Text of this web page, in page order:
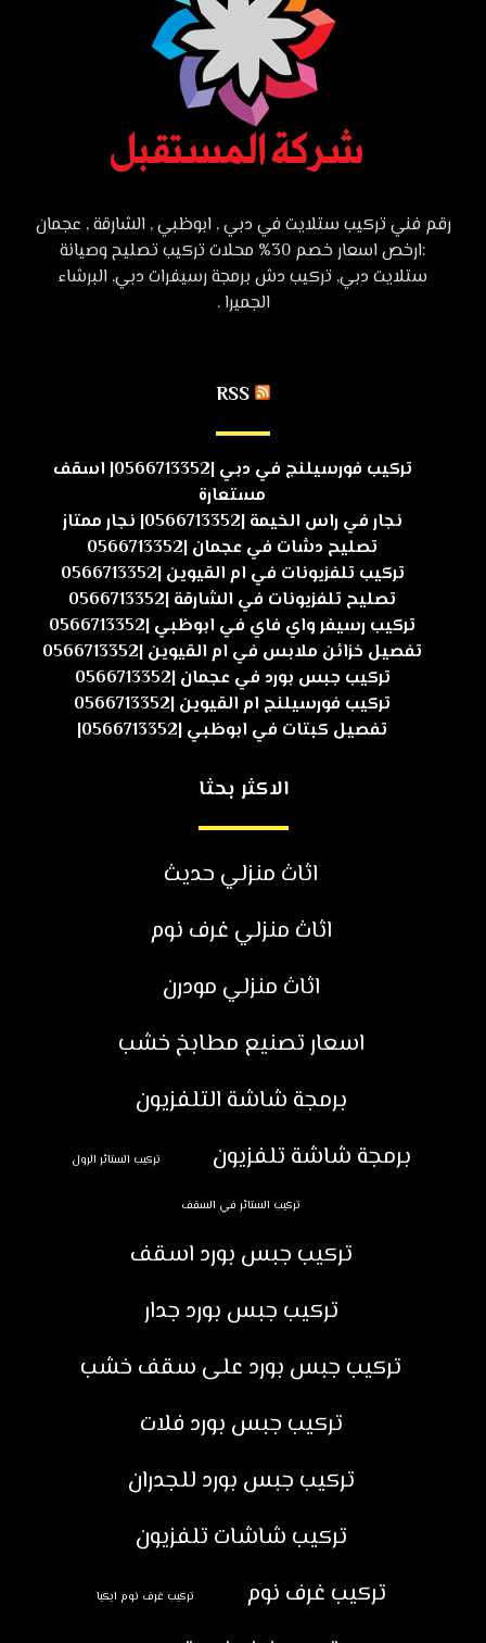
رقم فني تركيب ستلايت في دبي , ابوظبي , الشارقة , عجمان
:ارخص اسعار خصم 30% محلات تركيب تصليح وصيانة
ستلايت دبي, تركيب دش برمجة رسيفرات دبي, البرشاء
الجميرا .
RSS
تركيب فورسيلنج في دبي |0566713352| اسقف
مستعارة
نجار في راس الخيمة |0566713352| نجار ممتاز
تصليح دشات في عجمان |0566713352
تركيب تلفزيونات في ام القيوين |0566713352
تصليح تلفزيونات في الشارقة |0566713352
تركيب رسيفر واي فاي في ابوظبي |0566713352
تفصيل خزائن ملابس في ام القيوين |0566713352
تركيب جبس بورد في عجمان |0566713352
تركيب فورسيلنج ام القيوين |0566713352
تفصيل كبتات في ابوظبي |0566713352|
الاكثر بحثا
اثاث منزلي حديث
اثاث منزلي غرف نوم
اثاث منزلي مودرن
اسعار تصنيع مطابخ خشب
برمجة شاشة التلفزيون
برمجة شاشة تلفزيون
تركيب الستائر الرول
تركيب الستائر في السقف
تركيب جبس بورد اسقف
تركيب جبس بورد جدار
تركيب جبس بورد على سقف خشب
تركيب جبس بورد فلات
تركيب جبس بورد للجدران
تركيب شاشات تلفزيون
تركيب غرف نوم
تركيب غرف نوم ايكيا